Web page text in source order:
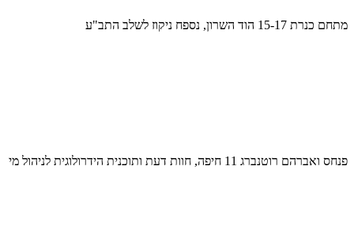
מתחם כנרת 15-17 הוד השרון, נספח ניקוז לשלב התב"ע
פנחס ואברהם רוטנברג 11 חיפה, חוות דעת ותוכנית הידרולוגית לניהול מי